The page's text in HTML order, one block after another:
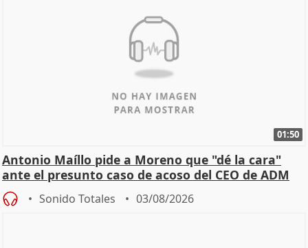
01:50
Antonio Maíllo pide a Moreno que "dé la cara"
ante el presunto caso de acoso del CEO de ADM
Sonido Totales 03/08/2026